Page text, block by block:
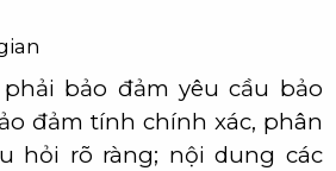
bảo đảm yêu cầu bảo
đảm tính chính xác, phân
hỏi rõ ràng; nội dung các